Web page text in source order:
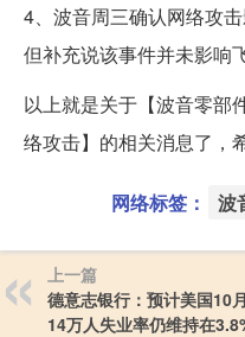
4、波音周三确认网络攻
但补充说该事件并未影响
以上就是关于【波音零部
络攻击】的相关消息了，
网络标签： 波
上一篇
德意志银行：预计美国10
14万人失业率仍维持在